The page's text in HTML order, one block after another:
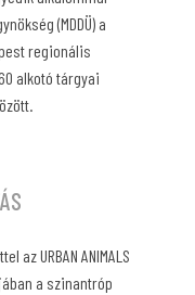
(MDDÜ) a
regionális
alkotó tárgyai
az URBAN ANIMALS
a szinantróp